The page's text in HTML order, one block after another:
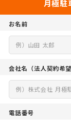
月極駐
お名前
会社名 （法人契約希
電話番号